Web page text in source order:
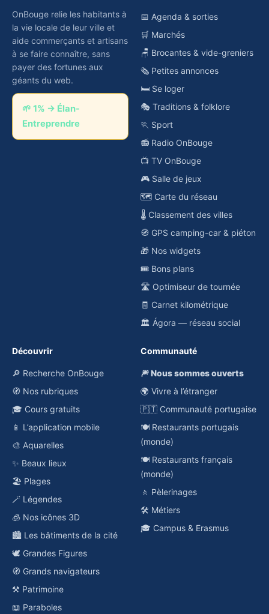
OnBouge relie les habitants à
la vie locale de leur ville et
aide commerçants et artisans
à se faire connaître, sans
payer des fortunes aux
géants du web.
🌱 1% → Élan-
Entreprendre
📅 Agenda & sorties
🛒 Marchés
🪑 Brocantes & vide-greniers
🗞️ Petites annonces
🛏️ Se loger
🎭 Traditions & folklore
🏃 Sport
📻 Radio OnBouge
📺 TV OnBouge
🎮 Salle de jeux
🗺️ Carte du réseau
🌡️ Classement des villes
🧭 GPS camping-car & piéton
🎁 Nos widgets
🎟️ Bons plans
🛣️ Optimiseur de tournée
🧾 Carnet kilométrique
🏛️ Ágora — réseau social
Découvrir
🔎 Recherche OnBouge
🧭 Nos rubriques
🎓 Cours gratuits
📱 L’application mobile
🎨 Aquarelles
✨ Beaux lieux
🏖️ Plages
🪄 Légendes
🧊 Nos icônes 3D
🏙️ Les bâtiments de la cité
🕊️ Grandes Figures
🧭 Grands navigateurs
⚒️ Patrimoine
📖 Paraboles
Communauté
🎆 Nous sommes ouverts
🌍 Vivre à l’étranger
🇵🇹 Communauté portugaise
🍽️ Restaurants portugais
(monde)
🍽️ Restaurants français
(monde)
🚶 Pèlerinages
🛠️ Métiers
🎓 Campus & Erasmus